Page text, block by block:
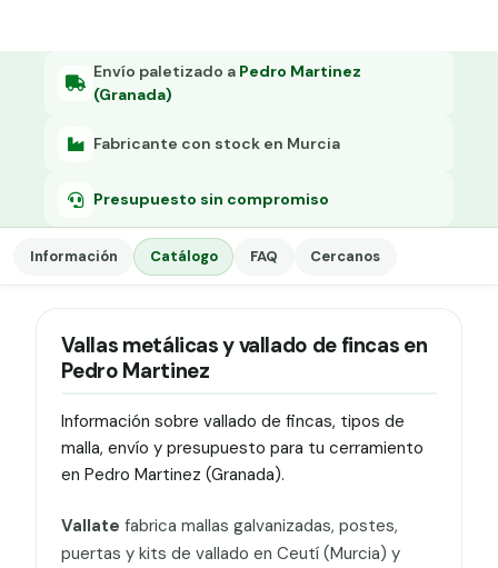
Tensor galvanizado
Envío paletizado a Pedro Martinez
(Granada)
Fabricante con stock en Murcia
Presupuesto sin compromiso
Información Catálogo FAQ Cercanos
Vallas metálicas y vallado de fincas en
Pedro Martinez
Información sobre vallado de fincas, tipos de
malla, envío y presupuesto para tu cerramiento
en Pedro Martinez (Granada).
Vallate fabrica mallas galvanizadas, postes,
puertas y kits de vallado en Ceutí (Murcia) y